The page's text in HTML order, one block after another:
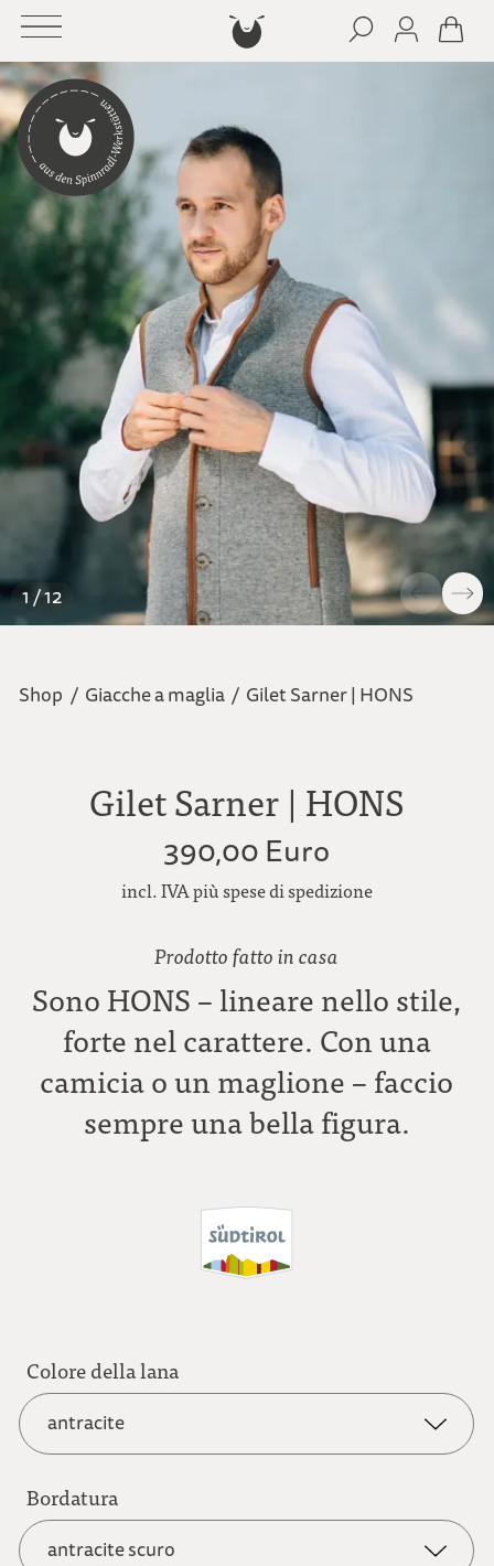
1 / 12
Shop / Giacche a maglia / Gilet Sarner | HONS
Gilet Sarner | HONS
390,00 Euro
incl. IVA più spese di spedizione
Prodotto fatto in casa
Sono HONS – lineare nello stile,
forte nel carattere. Con una
camicia o un maglione – faccio
sempre una bella figura.
Colore della lana
antracite
antracite
Bordatura
antracite scuro